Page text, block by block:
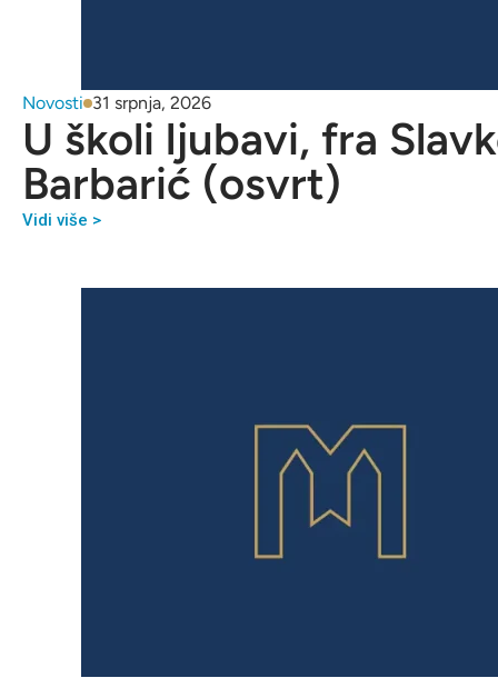
Novosti 31 srpnja, 2026
U školi ljubavi, fra
Barbarić (osvrt)
Vidi više >